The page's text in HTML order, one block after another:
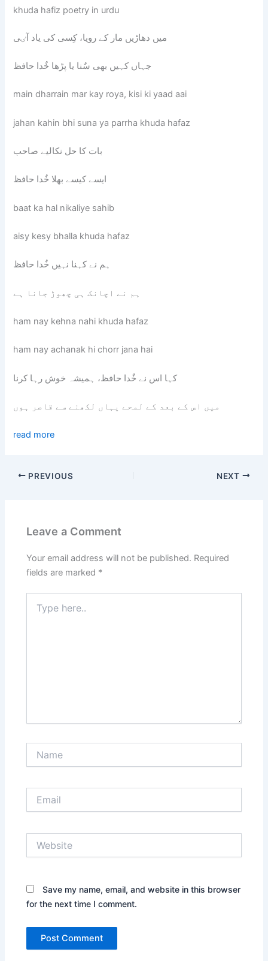
khuda hafiz poetry in urdu
میں دھاڑیں مار کے رویا، کِسی کی یاد آٸی
جہاں کہیں بھی سٌنا یا پڑھا خٌدا حافظ
main dharrain mar kay roya, kisi ki yaad aai
jahan kahin bhi suna ya parrha khuda hafaz
بات کا حل نکالیے صاحب
ایسے کیسے بھلا خٌدا حافظ
baat ka hal nikaliye sahib
aisy kesy bhalla khuda hafaz
ہم نے کہنا نہیں خٌدا حافظ
ہم نے اچانک ہی چھوڑ جانا ہے
ham nay kehna nahi khuda hafaz
ham nay achanak hi chorr jana hai
کہا اس نے خٌدا حافظ، ہمیشہ خوش رہا کرنا
میں اس کے بعد کے لمحے یہاں لکھنے سے قاصر ہوں
read more
PREVIOUS NEXT
Leave a Comment
Your email address will not be published. Required
fields are marked *
here..
Save my name, email, and website in this browser
for the next time I comment.